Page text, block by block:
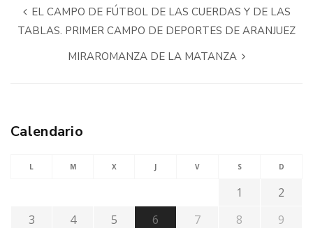
EL CAMPO DE FÚTBOL DE LAS CUERDAS Y DE LAS
TABLAS. PRIMER CAMPO DE DEPORTES DE ARANJUEZ
MIRAROMANZA DE LA MATANZA
Calendario
L M X J V S D
1
2
3
4 5 6 7 8
9